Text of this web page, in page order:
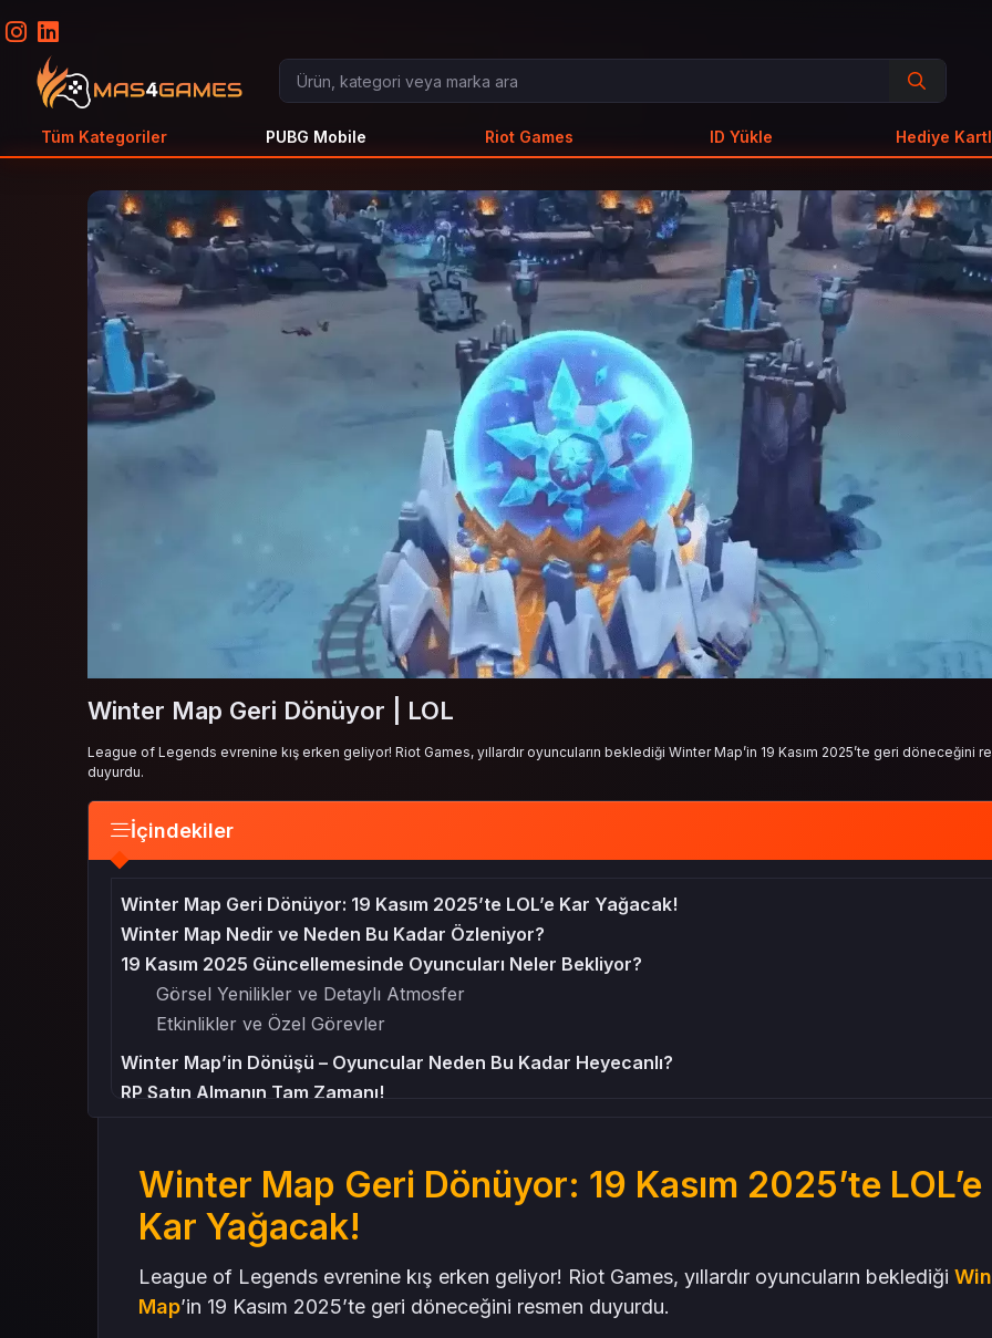
Tüm Kategoriler PUBG Mobile Riot Games ID Yükle Hediye
Winter Map Geri Dönüyor | LOL
League of Legends evrenine kış erken geliyor! Riot Games, yıllardır oyuncuların beklediği Winter Map’in 19 Kasım 2025’te geri döneceğini
duyurdu.
İçindekiler
Winter Map Geri Dönüyor: 19 Kasım 2025’te LOL’e Kar Yağacak!
Winter Map Nedir ve Neden Bu Kadar Özleniyor?
19 Kasım 2025 Güncellemesinde Oyuncuları Neler Bekliyor?
Görsel Yenilikler ve Detaylı Atmosfer
Etkinlikler ve Özel Görevler
Winter Map’in Dönüşü – Oyuncular Neden Bu Kadar Heyecanlı?
RP Satın Almanın Tam Zamanı!
Winter Map Ne Kadar Süre Kalacak?
Sonuç – LOL’de Kış Başlıyor, Sen Hazır mısın?
Mas4Games ile Kışa Güçlü Gir!
Winter Map Geri Dönüyor: 19 Kasım 2025’te LOL’e
Kar Yağacak!
League of Legends evrenine kış erken geliyor! Riot Games, yıllardır oyuncuların beklediği
Map’in 19 Kasım 2025’te geri döneceğini resmen duyurdu.